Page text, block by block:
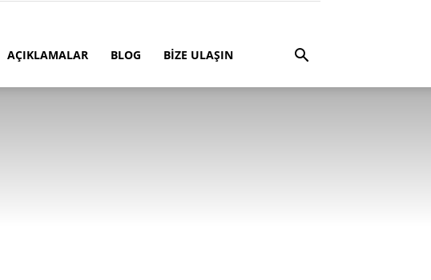
AÇIKLAMALAR BLOG BİZE ULAŞIN